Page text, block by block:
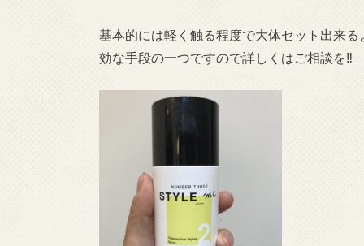
基本的には軽く触る程度で大体セット出来
効な手段の一つですので詳しくはご相談を‼︎